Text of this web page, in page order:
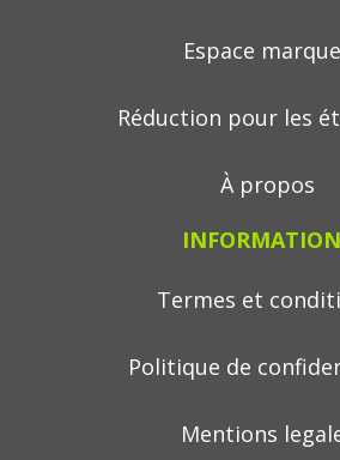
Espace
Réduction pour les
À propos
Termes et
Politique de
Mentions